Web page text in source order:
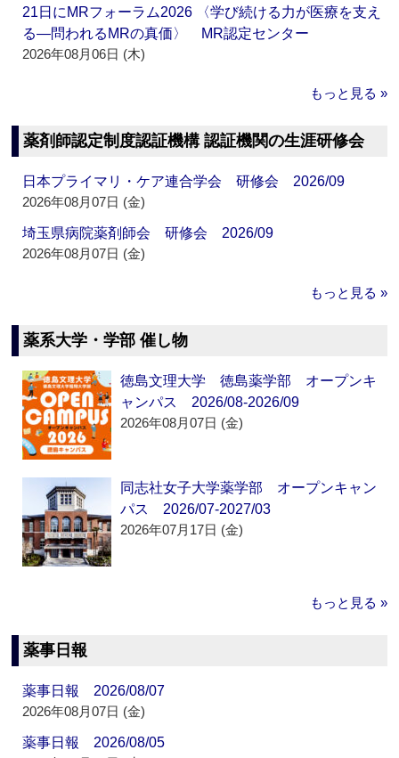
21日にMRフォーラム2026 〈学び続ける力が医療を支え
る―問われるMRの真価〉 MR認定センター
2026年08月06日 (木)
もっと見る »
薬剤師認定制度認証機構 認証機関の生涯研修会
日本プライマリ・ケア連合学会 研修会 2026/09
2026年08月07日 (金)
埼玉県病院薬剤師会 研修会 2026/09
2026年08月07日 (金)
もっと見る »
薬系大学・学部 催し物
徳島文理大学 徳島薬学部 オープンキ
ャンパス 2026/08-2026/09
2026年08月07日 (金)
同志社女子大学薬学部 オープンキャン
パス 2026/07-2027/03
2026年07月17日 (金)
もっと見る »
薬事日報
薬事日報 2026/08/07
2026年08月07日 (金)
薬事日報 2026/08/05